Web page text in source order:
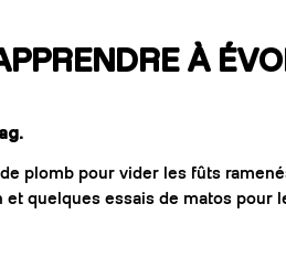
À
plomb pour vider les fûts
et quelques essais de matos pour